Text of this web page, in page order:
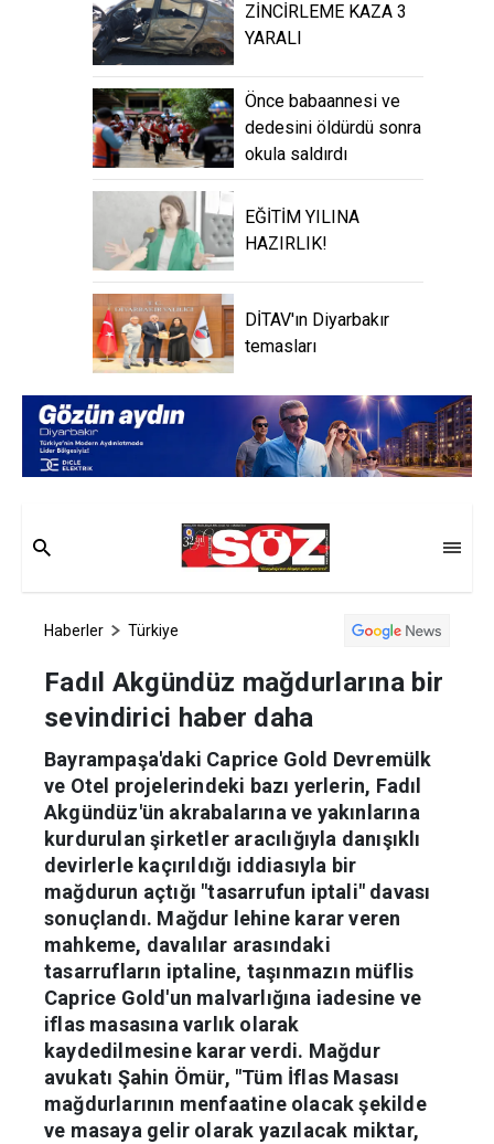
ZİNCİRLEME KAZA 3
YARALI
Önce babaannesi ve
dedesini öldürdü sonra
okula saldırdı
EĞİTİM YILINA
HAZIRLIK!
DİTAV'ın Diyarbakır
temasları
Haberler Türkiye
Fadıl Akgündüz mağdurlarına bir
sevindirici haber daha
Bayrampaşa'daki Caprice Gold Devremülk
ve Otel projelerindeki bazı yerlerin, Fadıl
Akgündüz'ün akrabalarına ve yakınlarına
kurdurulan şirketler aracılığıyla danışıklı
devirlerle kaçırıldığı iddiasıyla bir
mağdurun açtığı "tasarrufun iptali" davası
sonuçlandı. Mağdur lehine karar veren
mahkeme, davalılar arasındaki
tasarrufların iptaline, taşınmazın müflis
Caprice Gold'un malvarlığına iadesine ve
iflas masasına varlık olarak
kaydedilmesine karar verdi. Mağdur
avukatı Şahin Ömür, "Tüm İflas Masası
mağdurlarının menfaatine olacak şekilde
ve masaya gelir olarak yazılacak miktar,